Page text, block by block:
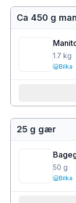
Ca 450 g
1.7 kg
Bilka
25 g gær
50 g
Bilka